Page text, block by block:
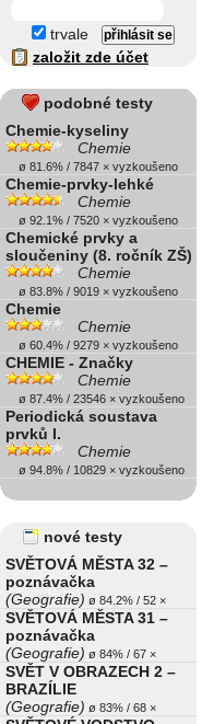
trvale
založit zde účet
podobné testy
Chemie-kyseliny
Chemie
ø 81.6% / 7847 × vyzkoušeno
Chemie-prvky-lehké
Chemie
ø 92.1% / 7520 × vyzkoušeno
Chemické prvky a
sloučeniny (8. ročník ZŠ)
Chemie
ø 83.8% / 9019 × vyzkoušeno
Chemie
Chemie
ø 60.4% / 9279 × vyzkoušeno
CHEMIE - Značky
Chemie
ø 87.4% / 23546 × vyzkoušeno
Periodická soustava
prvků I.
Chemie
ø 94.8% / 10829 × vyzkoušeno
nové testy
SVĚTOVÁ MĚSTA 32 –
poznávačka
(Geografie) ø 84.2% / 52 ×
SVĚTOVÁ MĚSTA 31 –
poznávačka
(Geografie) ø 84% / 67 ×
SVĚT V OBRAZECH 2 –
BRAZÍLIE
(Geografie) ø 83% / 68 ×